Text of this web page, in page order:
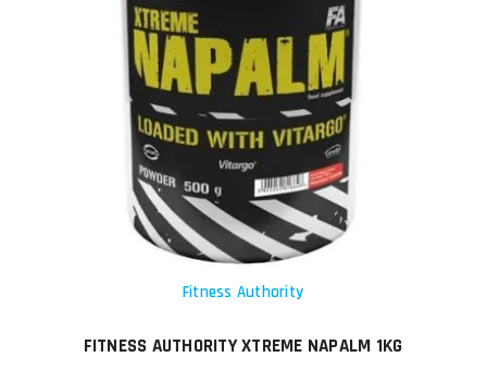
Fitness Authority
FITNESS AUTHORITY XTREME NAPALM 1KG